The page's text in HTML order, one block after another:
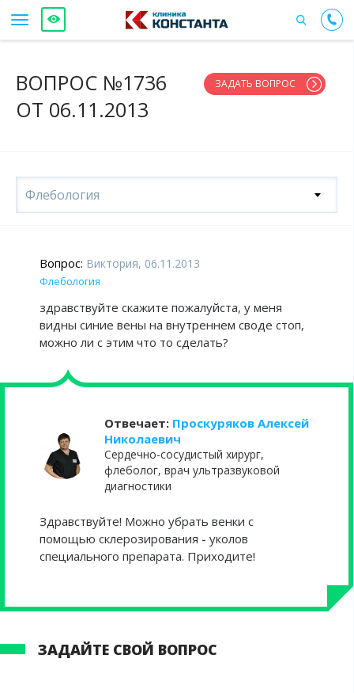
ВОПРОС №1736
ОТ 06.11.2013
ЗАДАТЬ ВОПРОС
Флебология
Вопрос: Виктория, 06.11.2013
Флебология
здравствуйте скажите пожалуйста, у меня
видны синие вены на внутреннем своде стоп,
можно ли с этим что то сделать?
Отвечает: Проскуряков Алексей
Николаевич
Сердечно-сосудистый хирург,
флеболог, врач ультразвуковой
диагностики
Здравствуйте! Можно убрать венки с
помощью склерозирования - уколов
специального препарата. Приходите!
ЗАДАЙТЕ СВОЙ ВОПРОС